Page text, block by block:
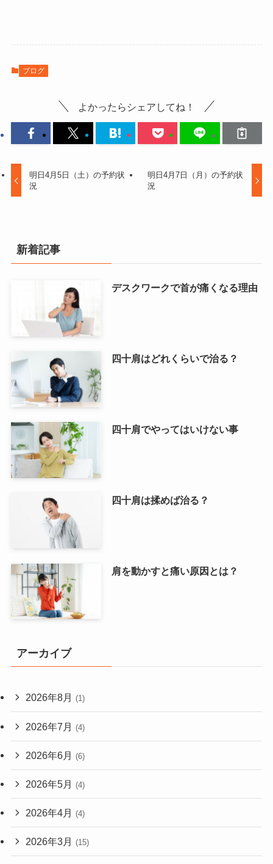
ブログ
よかったらシェアしてね！
明日4月5日（土）の予約状
況
明日4月7日（月）の予約状
況
新着記事
デスクワークで首が痛くなる理由
四十肩はどれくらいで治る？
四十肩でやってはいけない事
四十肩は揉めば治る？
肩を動かすと痛い原因とは？
アーカイブ
2026年8月 (1)
2026年7月 (4)
2026年6月 (6)
2026年5月 (4)
2026年4月 (4)
2026年3月 (15)